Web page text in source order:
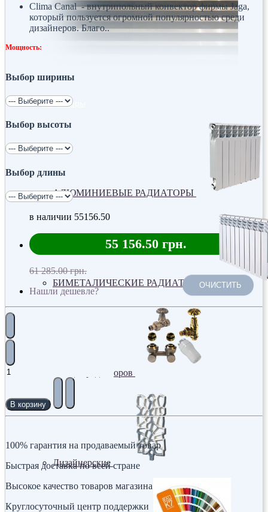
Радиаторы
АЛЮМИНИЕВЫЕ РАДИАТОРЫ
БИМЕТАЛИЧЕСКИЕ РАДИАТОРЫ
Все для радиаторов
Дизайнерские
Clima Canal - внутрипольный конвектор фирмы Jaga,
который пользуется огромной популярностью среди
дизайнеров. Благо..
Мощность:
Выбор ширины
Выбор высоты
Выбор длины
в наличии 55156.50
55 156.50 грн.
61 285.00 грн.
Нашли дешевле?
ОЧИСТИТЬ
В корзину
100% гарантия на продаваемый товар
Быстрая доставка по всей стране
Высокое качество товаров магазина
Круглосуточный центр поддержки